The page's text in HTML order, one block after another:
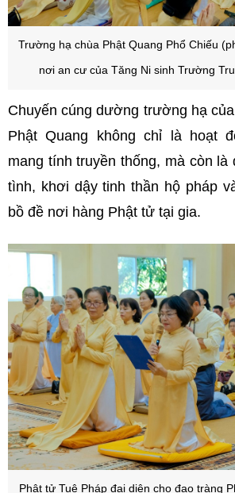
Trường hạ chùa Phật Quang Phổ Chiếu
nơi an cư của Tăng Ni sinh Trường
Chuyến cúng dường trường hạ
Phật Quang không chỉ là hoạt
mang tính truyền thống, mà còn là
tình, khơi dậy tinh thần hộ pháp
bồ đề nơi hàng Phật tử tại gia.
Phật tử Tuệ Pháp đại diện cho đạo tràng